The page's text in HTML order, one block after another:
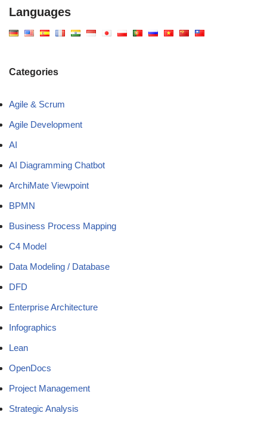
Languages
Categories
Agile & Scrum
Agile Development
AI
AI Diagramming Chatbot
ArchiMate Viewpoint
BPMN
Business Process Mapping
C4 Model
Data Modeling / Database
DFD
Enterprise Architecture
Infographics
Lean
OpenDocs
Project Management
Strategic Analysis